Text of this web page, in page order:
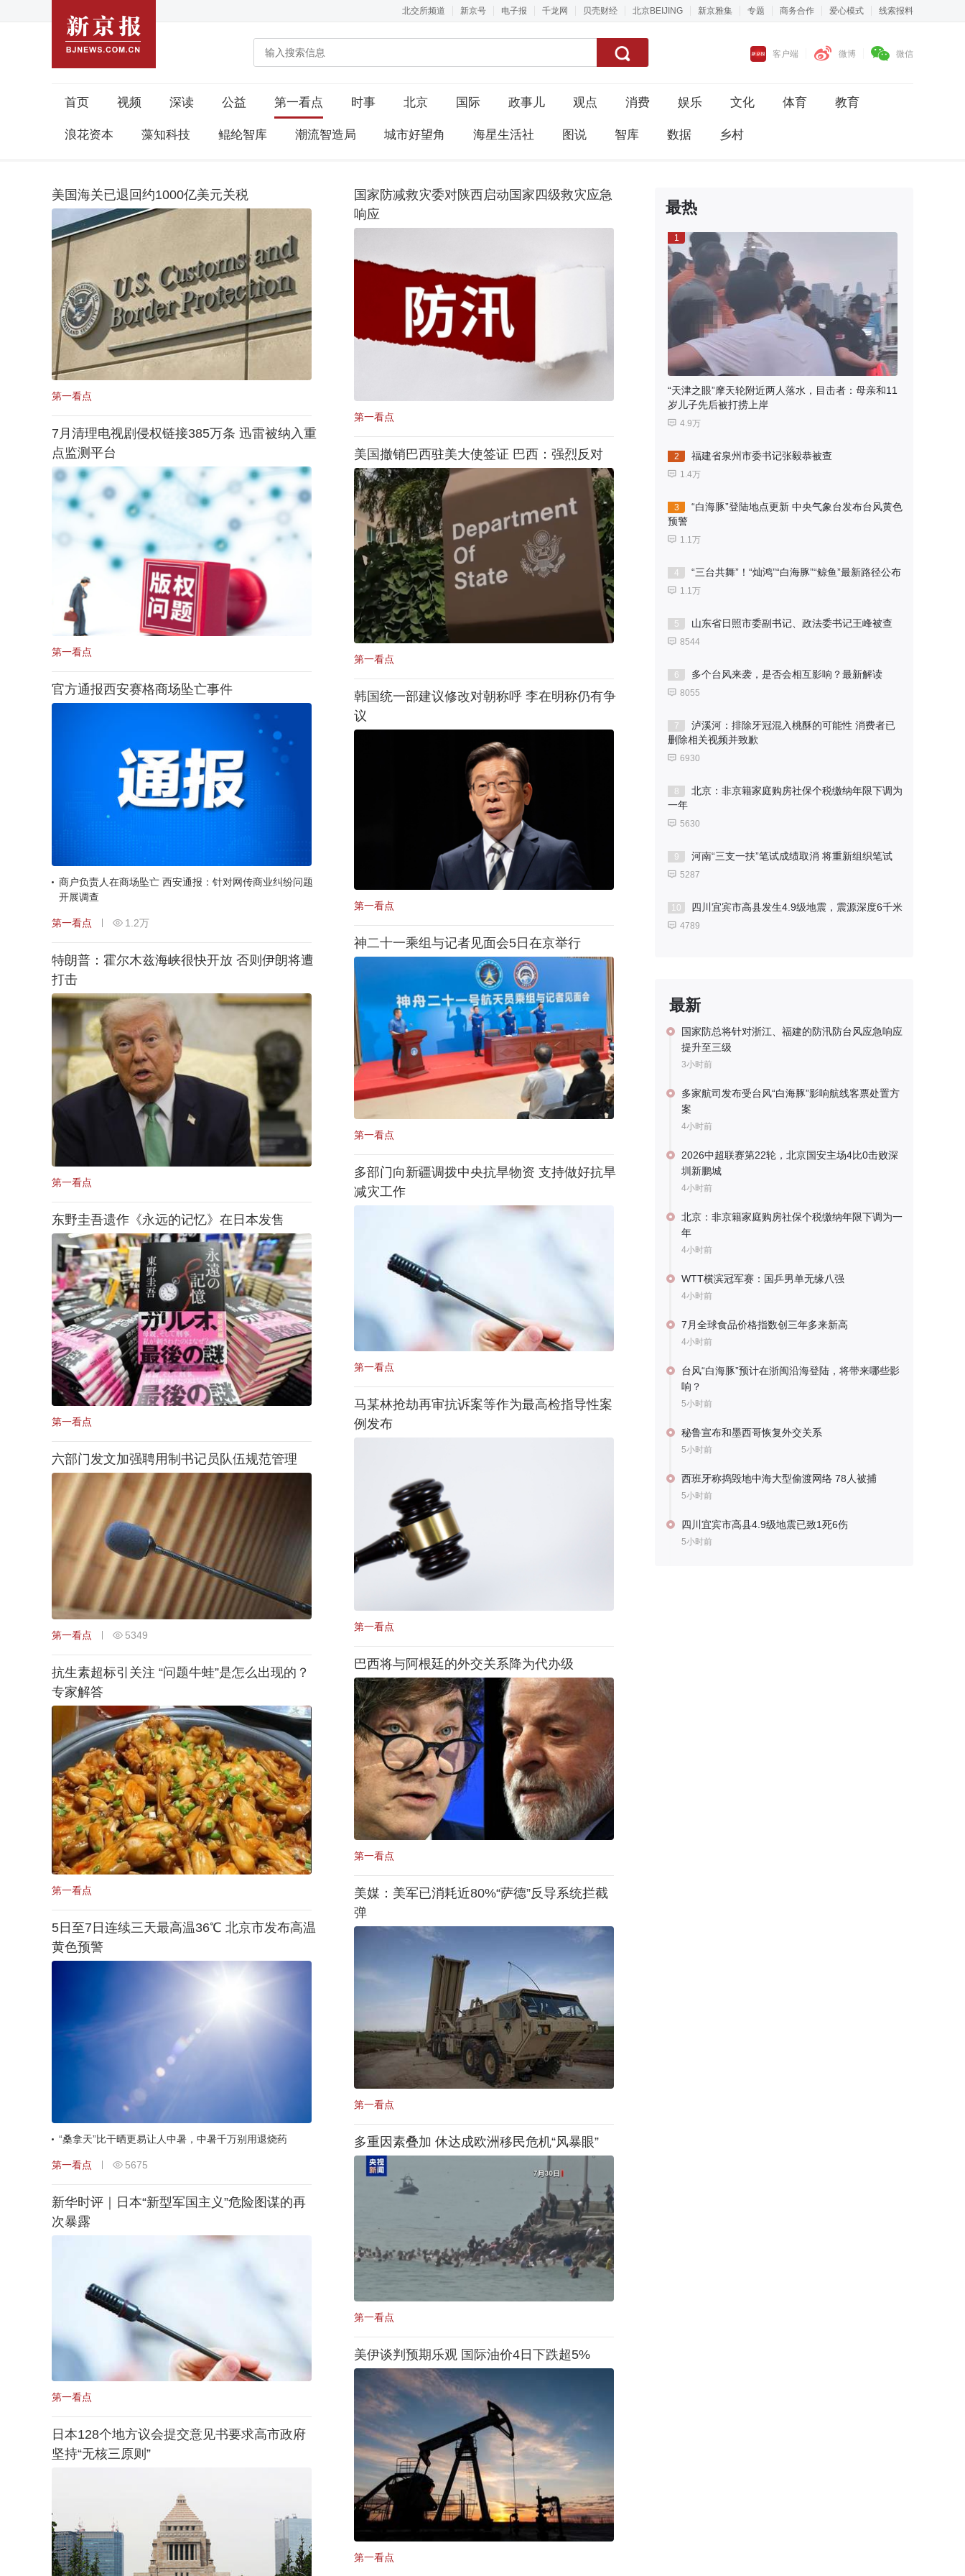
北交所频道 新京号 电子报 千龙网 贝壳财经 北京BEIJING 新京雅集 专题 商务合作 爱心模式 线索报料
客户端 微博 微信
首页 视频 深读 公益 第一看点 时事 北京 国际 政事儿 观点 消费 娱乐 文化 体育 教育
浪花资本 藻知科技 鲲纶智库 潮流智造局 城市好望角 海星生活社 图说 智库 数据 乡村
美国海关已退回约1000亿美元关税
第一看点
国家防减救灾委对陕西启动国家四级救灾应急
响应
第一看点
7月清理电视剧侵权链接385万条 迅雷被纳入重
点监测平台
第一看点
美国撤销巴西驻美大使签证 巴西：强烈反对
第一看点
官方通报西安赛格商场坠亡事件
商户负责人在商场坠亡 西安通报：针对网传商业纠纷问题
开展调查
第一看点 1.2万
韩国统一部建议修改对朝称呼 李在明称仍有争
议
第一看点
神二十一乘组与记者见面会5日在京举行
第一看点
特朗普：霍尔木兹海峡很快开放 否则伊朗将遭
打击
第一看点
多部门向新疆调拨中央抗旱物资 支持做好抗旱
减灾工作
第一看点
东野圭吾遗作《永远的记忆》在日本发售
第一看点
马某林抢劫再审抗诉案等作为最高检指导性案
例发布
第一看点
六部门发文加强聘用制书记员队伍规范管理
第一看点 5349
巴西将与阿根廷的外交关系降为代办级
第一看点
抗生素超标引关注 “问题牛蛙”是怎么出现的？
专家解答
第一看点
美媒：美军已消耗近80%“萨德”反导系统拦截
弹
第一看点
5日至7日连续三天最高温36℃ 北京市发布高温
黄色预警
“桑拿天”比干晒更易让人中暑，中暑千万别用退烧药
第一看点 5675
多重因素叠加 休达成欧洲移民危机“风暴眼”
第一看点
新华时评｜日本“新型军国主义”危险图谋的再
次暴露
第一看点
美伊谈判预期乐观 国际油价4日下跌超5%
第一看点
日本128个地方议会提交意见书要求高市政府
坚持“无核三原则”
最热
1
“天津之眼”摩天轮附近两人落水，目击者：母亲和11
岁儿子先后被打捞上岸
4.9万
2 福建省泉州市委书记张毅恭被查
1.4万
3
“白海豚”登陆地点更新 中央气象台发布台风黄色
预警
1.1万
4 “三台共舞”！“灿鸿”“白海豚”“鲸鱼”最新路径公布
1.1万
5 山东省日照市委副书记、政法委书记王峰被查
8544
6 多个台风来袭，是否会相互影响？最新解读
8055
7
泸溪河：排除牙冠混入桃酥的可能性 消费者已
删除相关视频并致歉
6930
8
北京：非京籍家庭购房社保个税缴纳年限下调为
一年
5630
9 河南“三支一扶”笔试成绩取消 将重新组织笔试
5287
10 四川宜宾市高县发生4.9级地震，震源深度6千米
4789
最新
国家防总将针对浙江、福建的防汛防台风应急响应
提升至三级
3小时前
多家航司发布受台风“白海豚”影响航线客票处置方
案
4小时前
2026中超联赛第22轮，北京国安主场4比0击败深
圳新鹏城
4小时前
北京：非京籍家庭购房社保个税缴纳年限下调为一
年
4小时前
WTT横滨冠军赛：国乒男单无缘八强
4小时前
7月全球食品价格指数创三年多来新高
4小时前
台风“白海豚”预计在浙闽沿海登陆，将带来哪些影
响？
5小时前
秘鲁宣布和墨西哥恢复外交关系
5小时前
西班牙称捣毁地中海大型偷渡网络 78人被捕
5小时前
四川宜宾市高县4.9级地震已致1死6伤
5小时前